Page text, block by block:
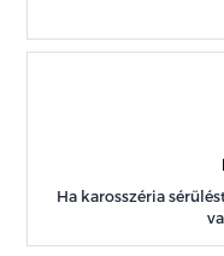
Ha karosszéria